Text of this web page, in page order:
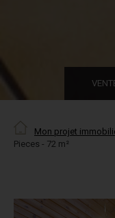
Mon projet
Pieces - 72 m²